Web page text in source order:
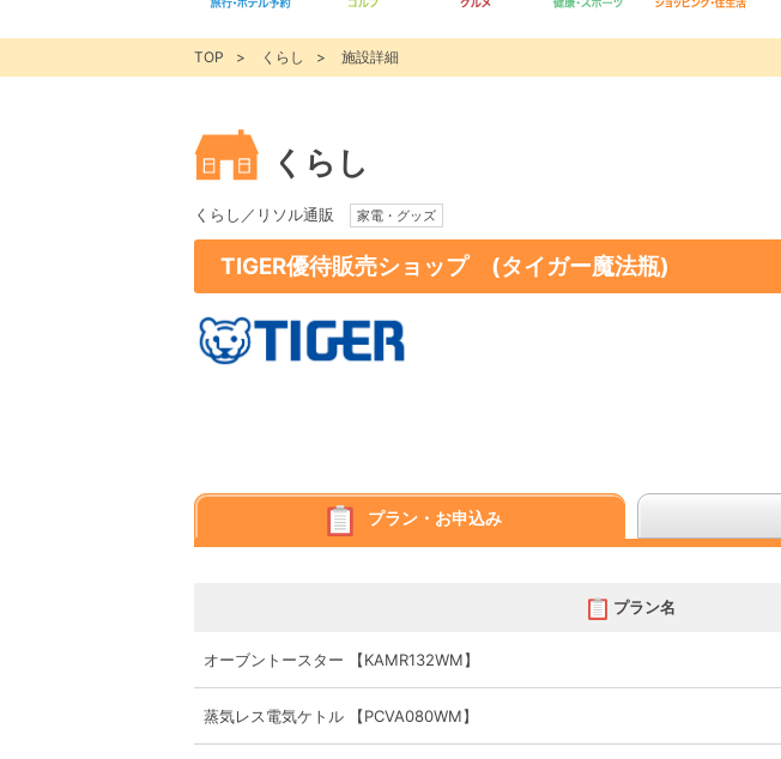
TOP くらし 施設詳細
くらし
くらし／リソル通販 家電・グッズ
TIGER優待販売ショップ (タイガー魔法瓶)
プラン・お申込み
プラン名
オーブントースター 【KAMR132WM】
蒸気レス電気ケトル 【PCVA080WM】